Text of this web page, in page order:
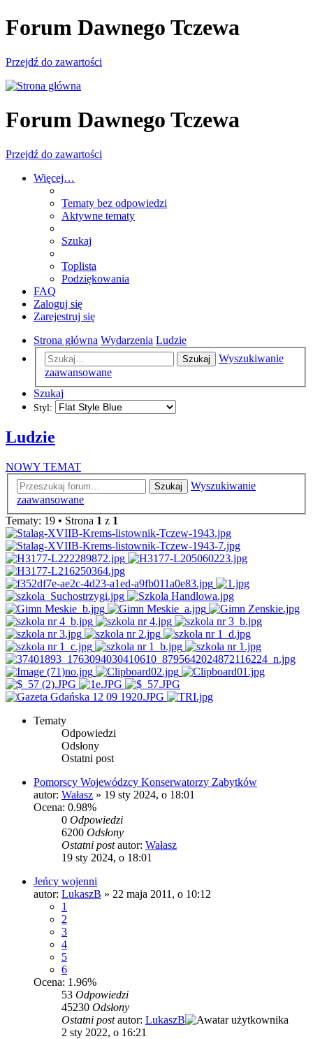
Forum Dawnego Tczewa
Przejdź do zawartości
Forum Dawnego Tczewa
Przejdź do zawartości
Więcej…
Tematy bez odpowiedzi
Aktywne tematy
Szukaj
Toplista
Podziękowania
FAQ
Zaloguj się
Zarejestruj się
Strona główna Wydarzenia Ludzie
Szukaj
Wyszukiwanie
zaawansowane
Szukaj
Styl:
Ludzie
NOWY TEMAT
Szukaj
Wyszukiwanie
zaawansowane
Tematy: 19 • Strona 1 z 1
Tematy
Odpowiedzi
Odsłony
Ostatni post
Pomorscy Wojewódzcy Konserwatorzy Zabytków
autor: Wałasz » 19 sty 2024, o 18:01
Ocena: 0.98%
0 Odpowiedzi
6200 Odsłony
Ostatni postautor: Wałasz
19 sty 2024, o 18:01
Jeńcy wojenni
autor: LukaszB » 22 maja 2011, o 10:12
1
2
3
4
5
6
Ocena: 1.96%
53 Odpowiedzi
45230 Odsłony
Ostatni postautor: LukaszB
2 sty 2022, o 16:21